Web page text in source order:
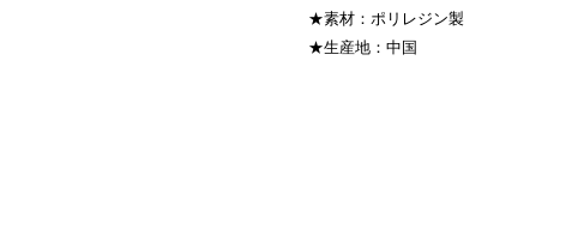
★素材：ポリレジン製
★生産地：中国